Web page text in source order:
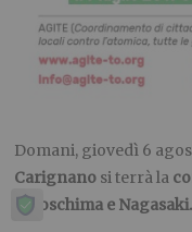
Domani, giovedì 6
Carignano si terrà la
Hiroschima e Nagasaki.